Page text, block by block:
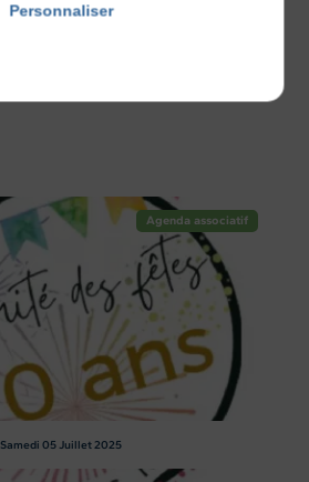
Agenda associatif
Samedi 05Juillet 2025
Personnaliser